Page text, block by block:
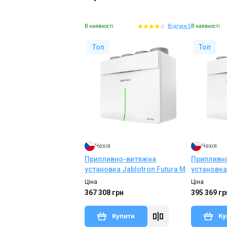
В наявності Відгуки 5
Топ
Чехія
Припливно-витяжна
установка Jablotron Futura M
Ціна
367 308 грн
Купити
В наявності
Топ
Чехія
Ціна
395 369